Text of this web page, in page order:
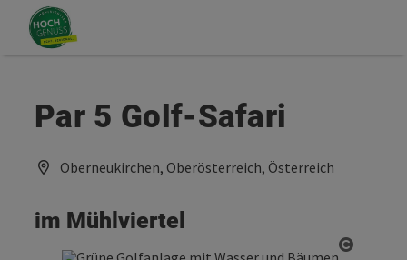
Zum Inhalt
Zum Seitenanfang
Par 5 Golf-Safari
Oberneukirchen, Oberösterreich, Österreich
im Mühlviertel